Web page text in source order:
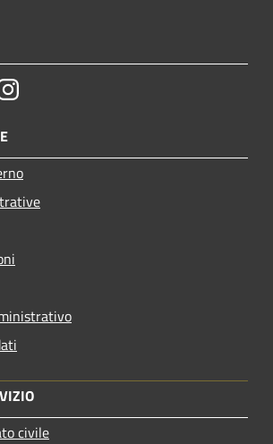
Instagram
civile